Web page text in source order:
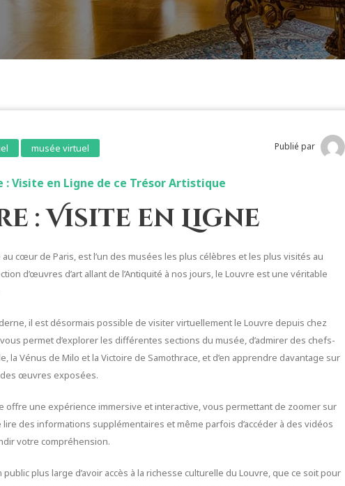
musée virtuel Publié par
: Visite en Ligne de ce Trésor Artistique
: Visite en Ligne
cœur de Paris, est l’un des musées les plus célèbres et les plus visités au
d’œuvres d’art allant de l’Antiquité à nos jours, le Louvre est une véritable
il est désormais possible de visiter virtuellement le Louvre depuis chez
permet d’explorer les différentes sections du musée, d’admirer des chefs-
la Vénus de Milo et la Victoire de Samothrace, et d’en apprendre davantage sur
des œuvres exposées.
offre une expérience immersive et interactive, vous permettant de zoomer sur
des informations supplémentaires et même parfois d’accéder à des vidéos
votre compréhension.
plus large d’avoir accès à la richesse culturelle du Louvre, que ce soit pour